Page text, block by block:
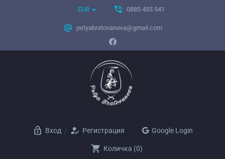
EUR phone_in_talk 0885 455 541
alternate_email petyabratovanova@gmail.com
lock_open Вход how_to_reg Регистрация Google Login
shopping_cart Количка (0)